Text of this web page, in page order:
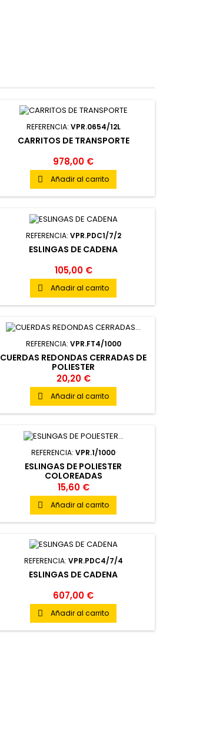
REFERENCIA: VPR.0654/12L
CARRITOS DE TRANSPORTE
978,00 €
 Añadir al carrito
REFERENCIA: VPR.PDC1/7/2
ESLINGAS DE CADENA
105,00 €
 Añadir al carrito
REFERENCIA: VPR.FT4/1000
CUERDAS REDONDAS CERRADAS DE
POLIESTER
20,20 €
 Añadir al carrito
REFERENCIA:VPR.1/1000
ESLINGAS DE POLIESTER
COLOREADAS
15,60 €
 Añadir al carrito
REFERENCIA: VPR.PDC4/7/4
ESLINGAS DE CADENA
607,00 €
 Añadir al carrito